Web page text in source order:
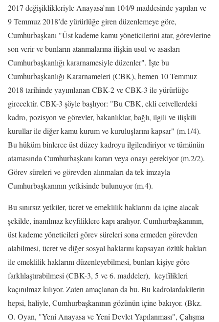
2017 değişiklikleriyle Anayasa’nın 104/9 maddesinde yapılan ve
9 Temmuz 2018’de yürürlüğe giren düzenlemeye göre,
Cumhurbaşkanı "Üst kademe kamu yöneticilerini atar, görevlerine
son verir ve bunların atanmalarına ilişkin usul ve asasları
Cumhurbaşkanlığı kararnamesiyle düzenler". İşte bu
Cumhurbaşkanlığı Kararnameleri (CBK), hemen 10 Temmuz
2018 tarihinde yayımlanan CBK-2 ve CBK-3 ile yürürlüğe
girecektir. CBK-3 şöyle başlıyor: "Bu CBK, ekli cetvellerdeki
kadro, pozisyon ve görevler, bakanlıklar, bağlı, ilgili ve ilişkili
kurullar ile diğer kamu kurum ve kuruluşlarını kapsar" (m.1/4).
Bu hüküm binlerce üst düzey kadroyu ilgilendiriyor ve tümünün
atamasında Cumhurbaşkanı kararı veya onayı gerekiyor (m.2/2).
Görev süreleri ve görevden alınmaları da tek imzayla
Cumhurbaşkanının yetkisinde bulunuyor (m.4).
Bu sınırsız yetkiler, ücret ve emeklilik haklarını da içine alacak
şekilde, inanılmaz keyfiliklere kapı aralıyor. Cumhurbaşkanının,
üst kademe yöneticileri görev süreleri sona ermeden görevden
alabilmesi, ücret ve diğer sosyal haklarını kapsayan özlük hakları
ile emeklilik haklarını düzenleyebilmesi, bunları kişiye göre
farklılaştırabilmesi (CBK-3, 5 ve 6. maddeler), keyfîlikleri
kaçınılmaz kılıyor. Zaten amaçlanan da bu. Bu kadrolardakilerin
hepsi, haliyle, Cumhurbaşkanının gözünün içine bakıyor. (Bkz.
O. Oyan, "Yeni Anayasa ve Yeni Devlet Yapılanması", Çalışma